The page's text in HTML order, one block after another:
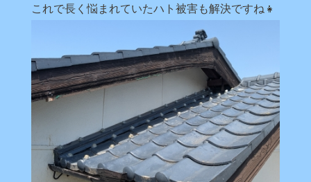
これで長く悩まれていたハト被害も解決ですね👧